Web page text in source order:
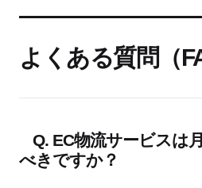
よくある質問（
Q. EC物流サービスは
べきですか？